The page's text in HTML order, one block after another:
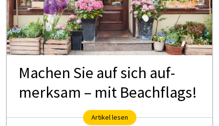
Ma­chen Sie auf sich auf­
merk­sam – mit Beach­flags!
Artikel lesen